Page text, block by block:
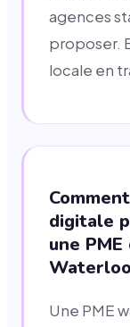
agences
proposer.
locale en
digitale
une
Une PME